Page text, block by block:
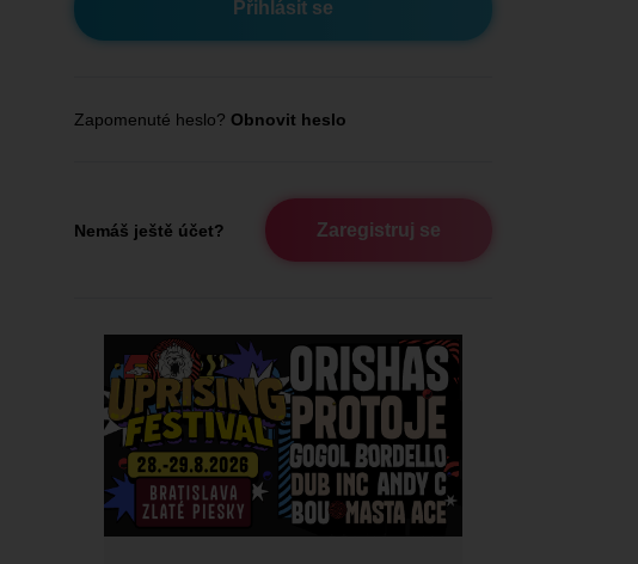
Zapomenuté heslo? Obnovit heslo
Nemáš ještě účet? Zaregistruj se